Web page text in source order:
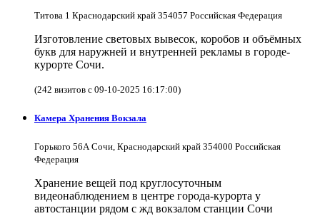
Титова 1 Краснодарский край 354057 Российская Федерация
Изготовление световых вывесок, коробов и объёмных
букв для наружней и внутренней рекламы в городе-
курорте Сочи.
(242 визитов с 09-10-2025 16:17:00)
Камера Хранения Вокзала
Горького 56А Сочи, Краснодарский край 354000 Российская
Федерация
Хранение вещей под круглосуточным
видеонаблюдением в центре города-курорта у
автостанции рядом с жд вокзалом станции Сочи